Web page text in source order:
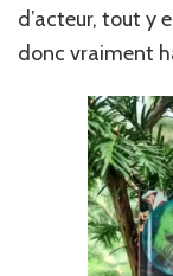
d’acteur, tout y
donc vraiment